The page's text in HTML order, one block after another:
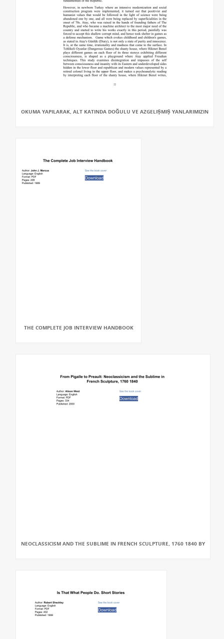
OKUMA YAPILARAK, ALT KATINDA DOĞULU VE AZGELIŞMIŞ YANLARIMIZIN
THE COMPLETE JOB INTERVIEW HANDBOOK
NEOCLASSICISM AND THE SUBLIME IN FRENCH SCULPTURE, 1760 1840 BY